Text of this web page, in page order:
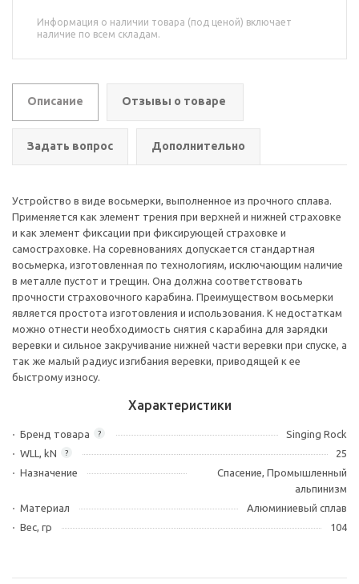
Информация о наличии товара (под ценой) включает
наличие по всем складам.
Описание Отзывы о товаре
Задать вопрос Дополнительно
Устройство в виде восьмерки, выполненное из прочного сплава.
Применяется как элемент трения при верхней и нижней страховке
и как элемент фиксации при фиксирующей страховке и
самостраховке. На соревнованиях допускается стандартная
восьмерка, изготовленная по технологиям, исключающим наличие
в металле пустот и трещин. Она должна соответствовать
прочности страховочного карабина. Преимуществом восьмерки
является простота изготовления и использования. К недостаткам
можно отнести необходимость снятия с карабина для зарядки
веревки и сильное закручивание нижней части веревки при спуске, а
так же малый радиус изгибания веревки, приводящей к ее
быстрому износу.
Характеристики
?
Бренд товара Singing Rock
?
WLL, kN
25
Назначение
Спасение, Промышленный
альпинизм
Материал
Алюминиевый сплав
Вес, гр
104